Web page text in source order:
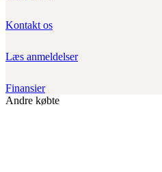
Kontakt os
Læs anmeldelser
Finansier
Andre købte